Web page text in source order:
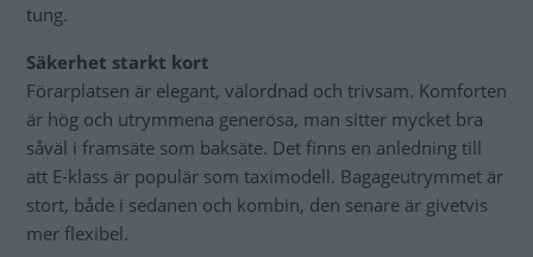
tung.
Säkerhet starkt kort
Förarplatsen är elegant, välordnad och trivsam. Komforten
är hög och utrymmena generösa, man sitter mycket bra
såväl i framsäte som baksäte. Det finns en anledning till
att E-klass är populär som taximodell. Bagageutrymmet är
stort, både i sedanen och kombin, den senare är givetvis
mer flexibel.